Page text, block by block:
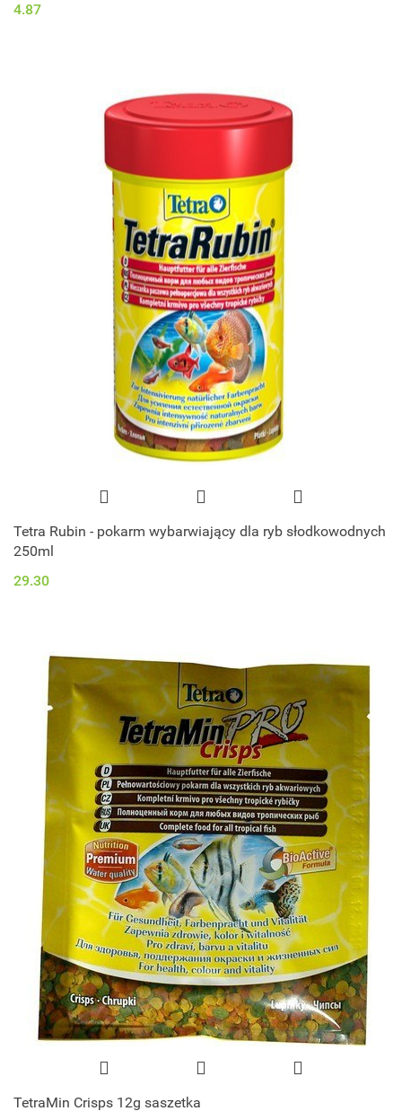
4.87
Tetra Rubin - pokarm wybarwiający dla ryb słodkowodnych
250ml
29.30
TetraMin Crisps 12g saszetka